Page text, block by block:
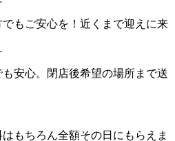
もご安心を！近くまで迎えに来
安心。閉店後希望の場所まで送
もちろん全額その日にもらえま